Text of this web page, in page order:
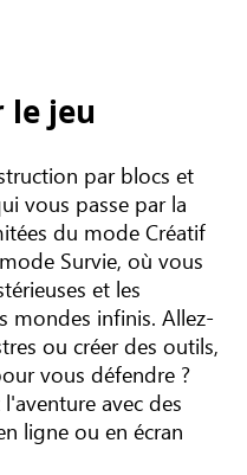
jeu
par blocs et
vous passe par la
du mode Créatif
Survie, où vous
et les
mondes infinis. Allez-
ou créer des outils,
vous défendre ?
avec des
ligne ou en écran